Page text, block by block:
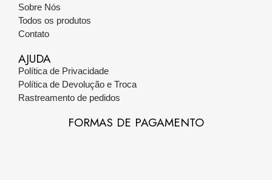
Sobre Nós
Todos os produtos
Contato
AJUDA
Política de Privacidade
Política de Devolução e Troca
Rastreamento de pedidos
FORMAS DE PAGAMENTO